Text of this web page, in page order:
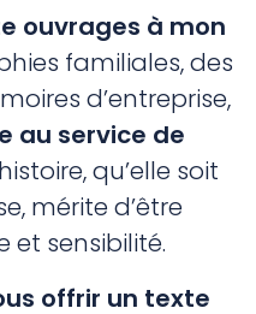
ouvrages à mon
familiales, des
d’entreprise,
au service de
qu’elle soit
mérite d’être
et sensibilité.
offrir un texte